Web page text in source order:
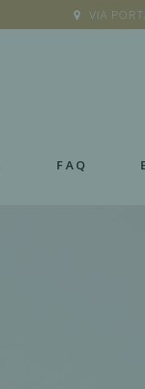
VIA
FAQ